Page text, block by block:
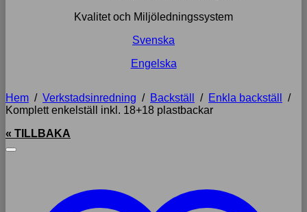
Kvalitet och Miljöledningssystem
Svenska
Engelska
Hem / Verkstadsinredning / Backställ / Enkla backställ
/
Komplett enkelställ inkl. 18+18 plastbackar
« TILLBAKA